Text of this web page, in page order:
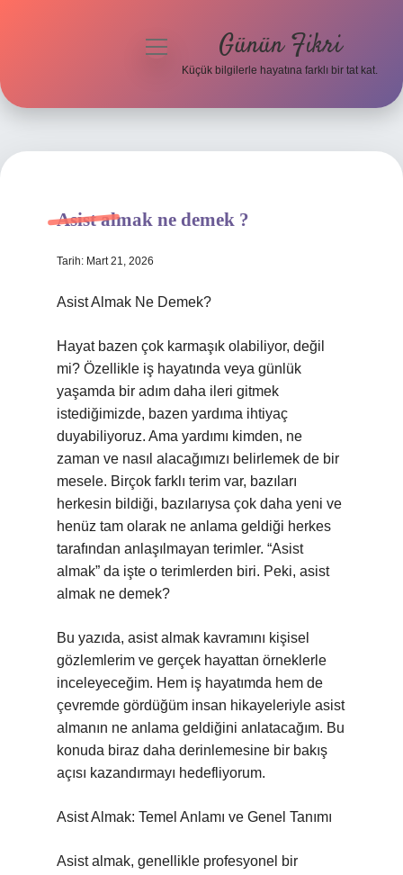
Hakkımızda
menüyü
Günün Fikri
Küçük bilgilerle hayatına farklı bir tat kat.
Asist almak ne demek ?
Tarih: Mart 21, 2026
Asist Almak Ne Demek?
Hayat bazen çok karmaşık olabiliyor, değil
mi? Özellikle iş hayatında veya günlük
yaşamda bir adım daha ileri gitmek
istediğimizde, bazen yardıma ihtiyaç
duyabiliyoruz. Ama yardımı kimden, ne
zaman ve nasıl alacağımızı belirlemek de bir
mesele. Birçok farklı terim var, bazıları
herkesin bildiği, bazılarıysa çok daha yeni ve
henüz tam olarak ne anlama geldiği herkes
tarafından anlaşılmayan terimler. “Asist
almak” da işte o terimlerden biri. Peki, asist
almak ne demek?
Bu yazıda, asist almak kavramını kişisel
gözlemlerim ve gerçek hayattan örneklerle
inceleyeceğim. Hem iş hayatımda hem de
çevremde gördüğüm insan hikayeleriyle asist
almanın ne anlama geldiğini anlatacağım. Bu
konuda biraz daha derinlemesine bir bakış
açısı kazandırmayı hedefliyorum.
Asist Almak: Temel Anlamı ve Genel Tanımı
Asist almak, genellikle profesyonel bir